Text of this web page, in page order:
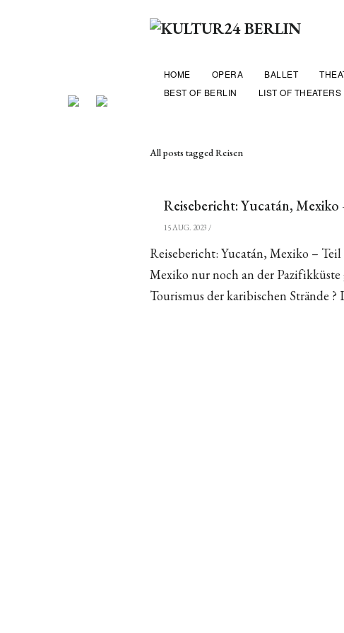
HOME OPERA BALLET
BEST OF BERLIN
LIST OF THEATERS
All posts tagged Reisen
Reisebericht: Yucatán, Mexiko
15 AUG. 2023 /
Reisebericht: Yucatán, Mexiko – Teil
Mexiko nur noch an der
Tourismus der karibischen Strände